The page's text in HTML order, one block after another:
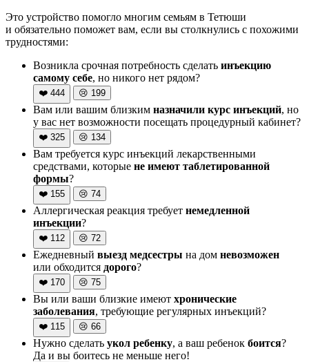
Это устройство помогло многим семьям в Тетюши
и обязательно поможет вам, если вы столкнулись с похожими
трудностями:
Возникла срочная потребность сделать инъекцию
самому себе, но никого нет рядом?
❤️ 444 😢 199
Вам или вашим близким назначили курс инъекций, но
у вас нет возможности посещать процедурный кабинет?
❤️ 325 😢 134
Вам требуется курс инъекций лекарственными
средствами, которые не имеют таблетированной
формы?
❤️ 155 😢 74
Аллергическая реакция требует немедленной
инъекции?
❤️ 112 😢 72
Ежедневный выезд медсестры на дом невозможен
или обходится дорого?
❤️ 170 😢 75
Вы или ваши близкие имеют хронические
заболевания, требующие регулярных инъекций?
❤️ 115 😢 66
Нужно сделать укол ребенку, а ваш ребенок боится?
Да и вы боитесь не меньше него!